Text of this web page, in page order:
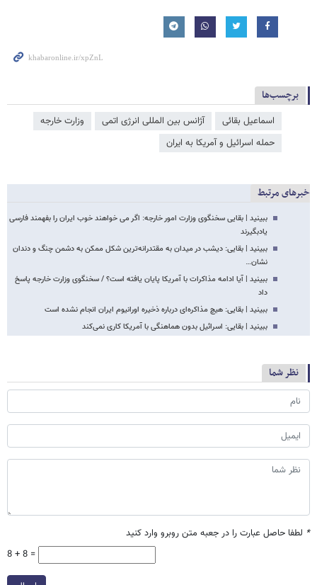
برچسب‌ها
اسماعیل بقائی آژانس بین المللی انرژی اتمی
وزارت خارجه
حمله اسرائیل و آمریکا به ایران
خبرهای مرتبط
ببینید | بقایی سخنگوی وزارت امور خارجه: اگر می خواهند خوب ایران را بفهمند فارسی
یادبگیرند
ببینید | بقایی: دیشب در میدان به مقتدرانه‌ترین شکل ممکن به دشمن چنگ و دندان
نشان…
ببینید | آیا ادامه مذاکرات با آمریکا پایان یافته است؟ / سخنگوی وزارت خارجه پاسخ
داد
ببینید | بقایی: هیچ مذاکره‌ای درباره ذخیره اورانیوم ایران انجام نشده است
ببینید | بقایی: اسرائیل بدون هماهنگی با آمریکا کاری نمی‌کند
نظر شما
* لطفا حاصل عبارت را در جعبه متن روبرو وارد کنید
8 + 8 =